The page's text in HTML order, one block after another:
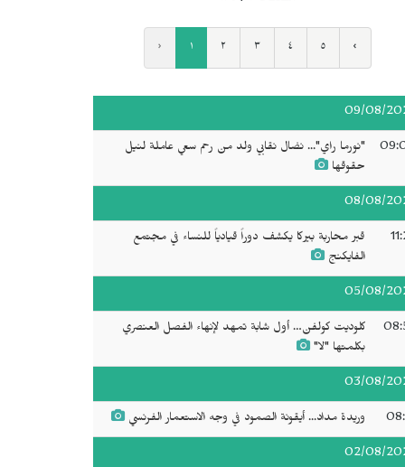
‹ ١ ٢ ٣ ٤ ٥ ›
09/08/
"نورما راي"... نضال نقابي ولد من رحم سعي عاملة لنيل
حقوقها
08/08/
قبر محاربة بيركا يكشف دوراً قيادياً للنساء في مجتمع
الفايكنج
05/08/
كلوديت كولفن… أول شابة تمهد لإنهاء الفصل العنصري
بكلمتها "لا"
03/08/
وريدة مداد... أيقونة الصمود في وجه الاستعمار الفرنسي
02/08/